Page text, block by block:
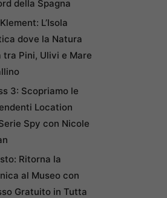
della Spagna
L’Isola
dove la Natura
tra Pini, Ulivi e Mare
3: Scopriamo le
Location
Spy con Nicole
Ritorna la
al Museo con
Gratuito in Tutta